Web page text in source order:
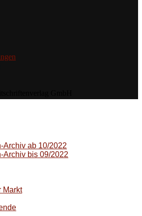
Archiv ab 10/2022
Archiv bis 09/2022
Markt